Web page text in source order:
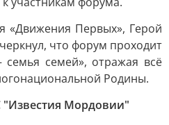
«Движения Первых», Герой
что форум проходит
семей», отражая всё
Родины.
Мордовии"